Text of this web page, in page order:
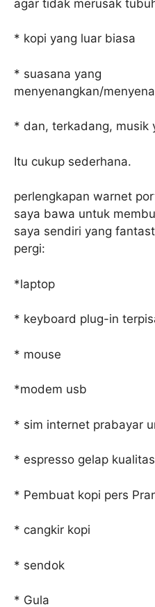
agar tidak merusak
* kopi yang luar biasa
* suasana yang
menyenangkan/
* dan, terkadang, musik
Itu cukup sederhana.
perlengkapan warnet
saya bawa untuk
saya sendiri yang
pergi:
*laptop
* keyboard plug-in
* mouse
*modem usb
* sim internet prabayar
* espresso gelap
* Pembuat kopi pers
* cangkir kopi
* sendok
* Gula